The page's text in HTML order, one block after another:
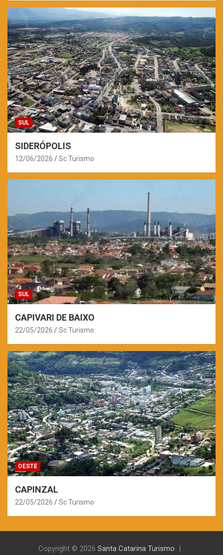
SUL
SIDERÓPOLIS
12/06/2026 Sc Turismo
SUL
CAPIVARI DE BAIXO
22/05/2026 Sc Turismo
OESTE
CAPINZAL
22/05/2026 Sc Turismo
Copyright © 2026 Santa Catarina Turismo